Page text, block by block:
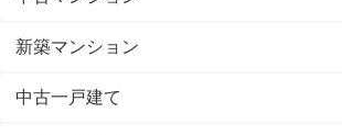
新築マンション
中古一戸建て